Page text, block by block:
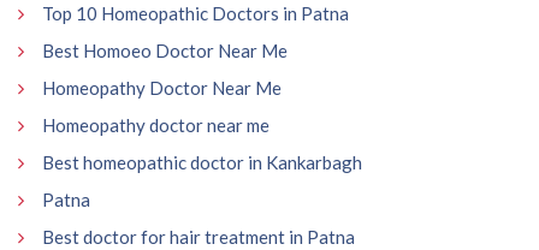
Top 10 Homeopathic Doctors in Patna
Best Homoeo Doctor Near Me
Homeopathy Doctor Near Me
Homeopathy doctor near me
Best homeopathic doctor in Kankarbagh
Patna
Best doctor for hair treatment in Patna